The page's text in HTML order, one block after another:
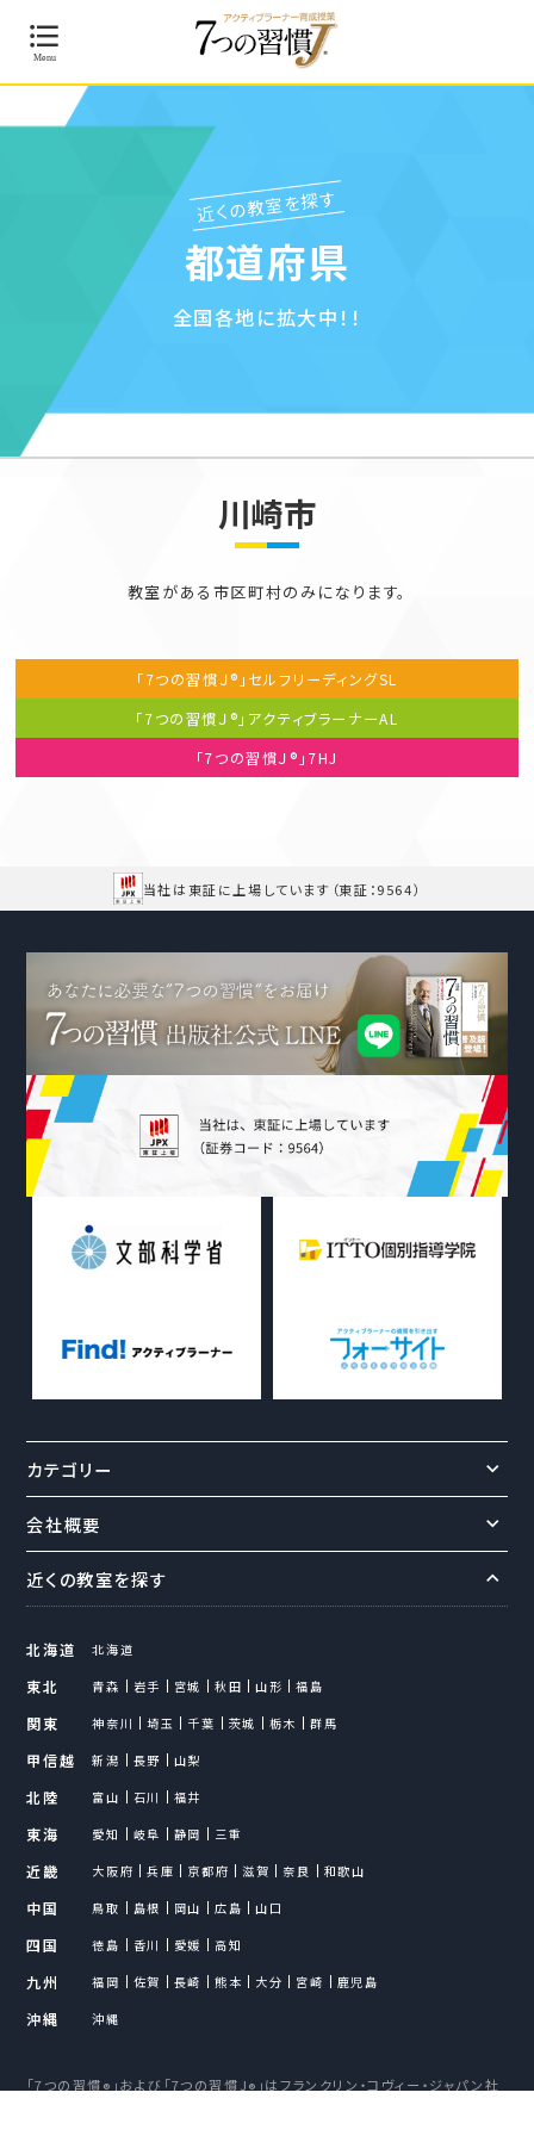
近くの教室を探す
都道府県
全国各地に拡大中！！
川崎市
教室がある市区町村のみになります。
「7つの習慣Ｊ®」セルフリーディングSL
「7つの習慣Ｊ®」アクティブラーナーAL
「7つの習慣Ｊ®」 7HJ
当社は東証に上場しています （東証：9564）
カテゴリー
会社概要
近くの教室を探す
北海道 北海道
東北 青森 岩手 宮城 秋田 山形 福島
関東 神奈川 埼玉 千葉 茨城 栃木 群馬
甲信越 新潟 長野 山梨
北陸 富山 石川 福井
東海 愛知 岐阜 静岡 三重
近畿 大阪府 兵庫 京都府 滋賀 奈良 和歌山
中国 鳥取 島根 岡山 広島 山口
四国 徳島 香川 愛媛 高知
九州 福岡 佐賀 長崎 熊本 大分 宮崎 鹿児島
沖縄 沖縄
「7つの習慣® 」および「7つの習慣J®」はフランクリン・コヴィー・ジャパン社